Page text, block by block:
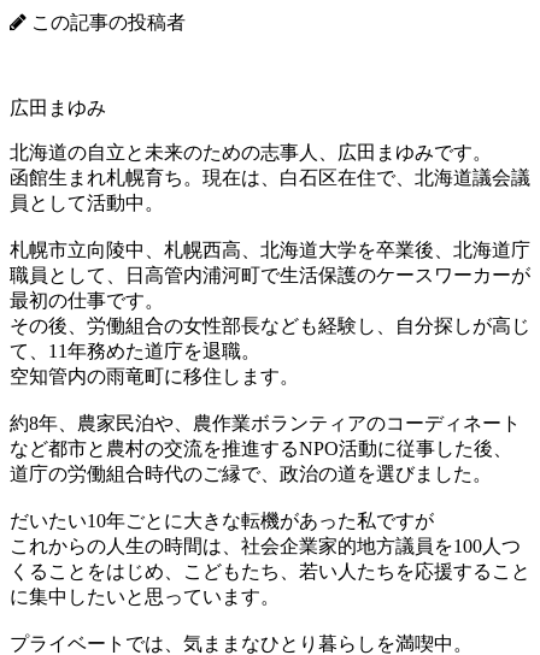
この記事の投稿者
広田まゆみ
北海道の自立と未来のための志事人、広田まゆみです。
函館生まれ札幌育ち。現在は、白石区在住で、北海道議会議
員として活動中。
札幌市立向陵中、札幌西高、北海道大学を卒業後、北海道庁
職員として、日高管内浦河町で生活保護のケースワーカーが
最初の仕事です。
その後、労働組合の女性部長なども経験し、自分探しが高じ
て、11年務めた道庁を退職。
空知管内の雨竜町に移住します。
約8年、農家民泊や、農作業ボランティアのコーディネート
など都市と農村の交流を推進するNPO活動に従事した後、
道庁の労働組合時代のご縁で、政治の道を選びました。
だいたい10年ごとに大きな転機があった私ですが
これからの人生の時間は、社会企業家的地方議員を100人つ
くることをはじめ、こどもたち、若い人たちを応援すること
に集中したいと思っています。
プライベートでは、気ままなひとり暮らしを満喫中。